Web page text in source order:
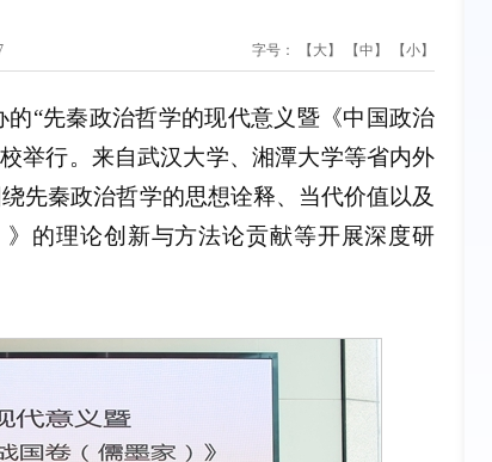
字号： 【大】 【中】 【小】
“先秦政治哲学的现代意义暨《中国政治
举行。来自武汉大学、湘潭大学等省内外
先秦政治哲学的思想诠释、当代价值以及
的理论创新与方法论贡献等开展深度研